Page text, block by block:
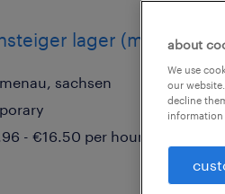
lager (m/w/d)
sachsen
- €16.50 per hour
about
We use
our
decline
information